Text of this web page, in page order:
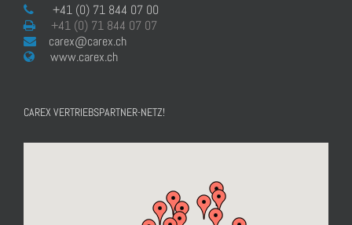
+41 (0) 71 844 07 00
+41 (0) 71 844 07 07
carex@carex.ch
www.carex.ch
CAREX VERTRIEBSPARTNER-NETZ!